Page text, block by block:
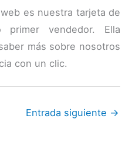
es nuestra tarjeta de
primer vendedor. Ella
más sobre nosotros
con un clic.
Entrada siguiente →